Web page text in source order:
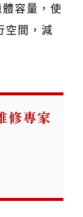
容量，使
空間，減
修專家